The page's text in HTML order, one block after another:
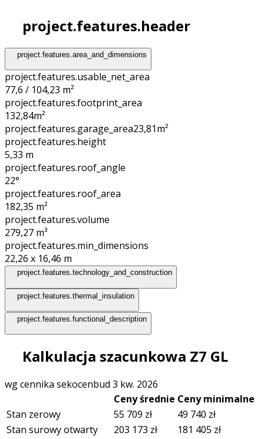
project.features.header
project.features.area_and_dimensions
project.features.usable_net_area
77,6 / 104,23 m²
project.features.footprint_area
132,84m²
project.features.garage_area23,81m²
project.features.height
5,33 m
project.features.roof_angle
22°
project.features.roof_area
182,35 m²
project.features.volume
279,27 m³
project.features.min_dimensions
22,26 x 16,46 m
project.features.technology_and_construction
project.features.thermal_insulation
project.features.functional_description
Kalkulacja szacunkowa Z7 GL
wg cennika sekocenbud 3 kw. 2026
Ceny średnie Ceny minimalne
Stan zerowy
55 709 zł 49 740 zł
Stan surowy otwarty
203 173 zł 181 405 zł